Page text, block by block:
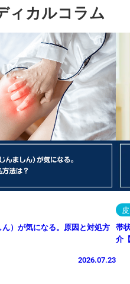
ィカルコラム
）が気になる。原因と対処方
2026.07.23
帯
介